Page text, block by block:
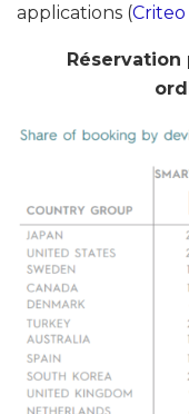
applications (Criteo